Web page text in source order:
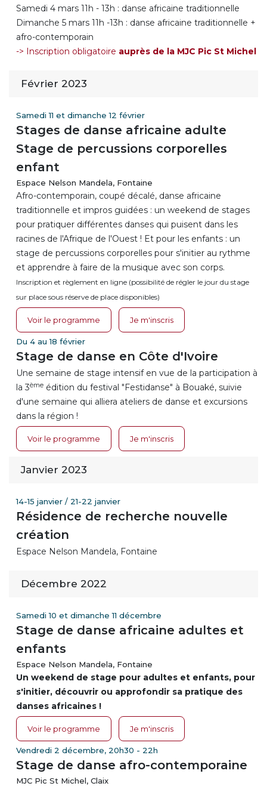
Samedi 4 mars 11h - 13h : danse africaine traditionnelle
Dimanche 5 mars 11h -13h : danse africaine traditionnelle +
afro-contemporain
-> Inscription obligatoire auprès de la MJC Pic St Michel
Février 2023
Samedi 11 et dimanche 12 février
Stages de danse africaine adulte
Stage de percussions corporelles
enfant
Espace Nelson Mandela, Fontaine
Afro-contemporain, coupé décalé, danse africaine
traditionnelle et impros guidées : un weekend de stages
pour pratiquer différentes danses qui puisent dans les
racines de l'Afrique de l'Ouest ! Et pour les enfants : un
stage de percussions corporelles pour s'initier au rythme
et apprendre à faire de la musique avec son corps.
Inscription et règlement en ligne (possibilité de régler le jour du stage
sur place sous réserve de place disponibles)
Voir le programme Je m'inscris
Du 4 au 18 février
Stage de danse en Côte d'Ivoire
Une semaine de stage intensif en vue de la participation à
la 3ème édition du festival "Festidanse" à Bouaké, suivie
d'une semaine qui alliera ateliers de danse et excursions
dans la région !
Voir le programme Je m'inscris
Janvier 2023
14-15 janvier / 21-22 janvier
Résidence de recherche nouvelle
création
Espace Nelson Mandela, Fontaine
Décembre 2022
Samedi 10 et dimanche 11 décembre
Stage de danse africaine adultes et
enfants
Espace Nelson Mandela, Fontaine
Un weekend de stage pour adultes et enfants, pour
s'initier, découvrir ou approfondir sa pratique des
danses africaines !
Voir le programme Je m'inscris
Vendredi 2 décembre, 20h30 - 22h
Stage de danse afro-contemporaine
MJC Pic St Michel, Claix